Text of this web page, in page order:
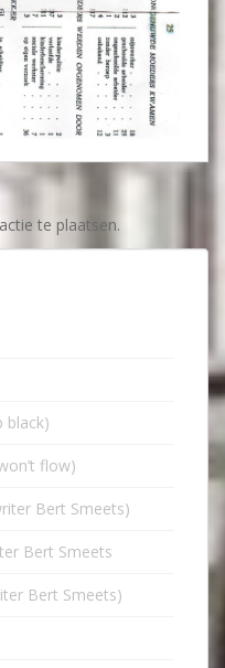
te plaatsen.
black)
flow)
Bert Smeets)
Bert Smeets
Bert Smeets)